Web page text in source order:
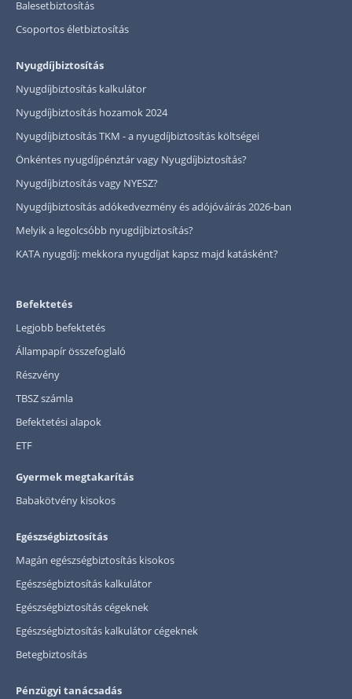
Balesetbiztosítás
Csoportos életbiztosítás
Nyugdíjbiztosítás
Nyugdíjbiztosítás kalkulátor
Nyugdíjbiztosítás hozamok 2024
Nyugdíjbiztosítás TKM - a nyugdíjbiztosítás költségei
Önkéntes nyugdíjpénztár vagy Nyugdíjbiztosítás?
Nyugdíjbiztosítás vagy NYESZ?
Nyugdíjbiztosítás adókedvezmény és adójóváírás 2026-ban
Melyik a legolcsóbb nyugdíjbiztosítás?
KATA nyugdíj: mekkora nyugdíjat kapsz majd katásként?
Befektetés
Legjobb befektetés
Állampapír összefoglaló
Részvény
TBSZ számla
Befektetési alapok
ETF
Gyermek megtakarítás
Babakötvény kisokos
Egészségbiztosítás
Magán egészségbiztosítás kisokos
Egészségbiztosítás kalkulátor
Egészségbiztosítás cégeknek
Egészségbiztosítás kalkulátor cégeknek
Betegbiztosítás
Pénzügyi tanácsadás